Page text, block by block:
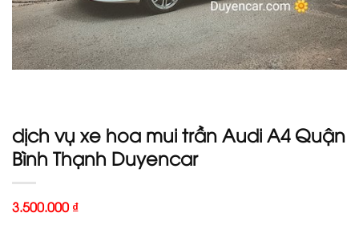
dịch vụ xe hoa mui trần Audi A4 Quận
Bình Thạnh Duyencar
3.500.000 ₫